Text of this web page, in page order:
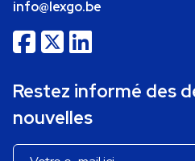
info@lexgo.be
Restez informé des
nouvelles